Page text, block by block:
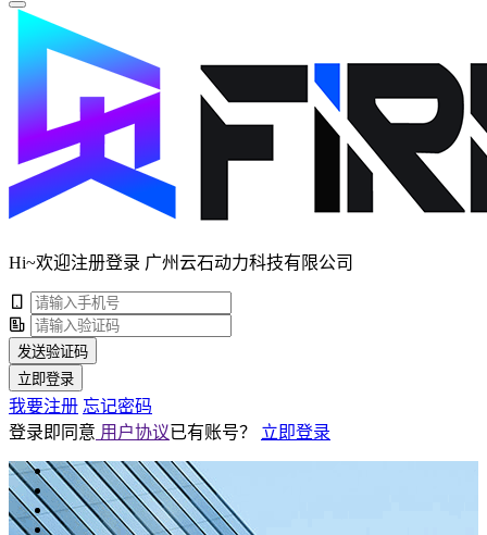
Hi~欢迎注册登录 广州云石动力科技有限公司
发送验证码
立即登录
我要注册 忘记密码
登录即同意 用户协议已有账号？ 立即登录